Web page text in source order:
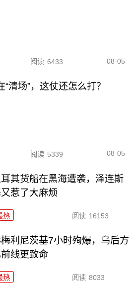
阅读 6433 08-05
清场”，这仗还怎么打？
阅读 5339 08-05
耳其货船在黑海遭袭，泽连斯
惹了大麻烦
热 阅读 16153
利尼茨基7小时殉爆，乌后方
前线更致命
热 阅读 8033